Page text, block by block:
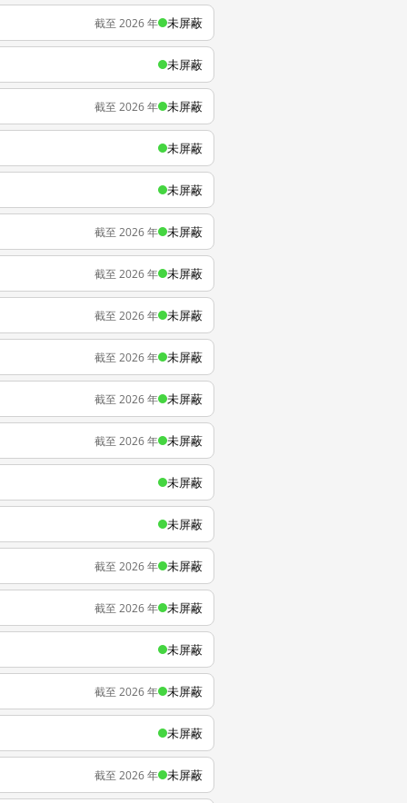
截至 2026 年 未屏蔽
未屏蔽
截至 2026 年 未屏蔽
未屏蔽
未屏蔽
截至 2026 年 未屏蔽
截至 2026 年 未屏蔽
截至 2026 年 未屏蔽
截至 2026 年 未屏蔽
截至 2026 年 未屏蔽
截至 2026 年 未屏蔽
未屏蔽
未屏蔽
截至 2026 年 未屏蔽
截至 2026 年 未屏蔽
未屏蔽
截至 2026 年 未屏蔽
未屏蔽
截至 2026 年 未屏蔽